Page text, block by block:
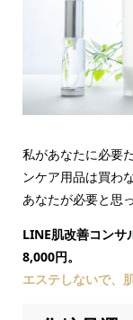
私があなたに必要
ンケア用品は買わ
あなたが必要と思
LINE肌改善コンサ
8,000円。
エステしないで、